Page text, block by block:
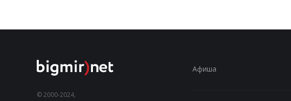
© 2000-2024,
Афиша